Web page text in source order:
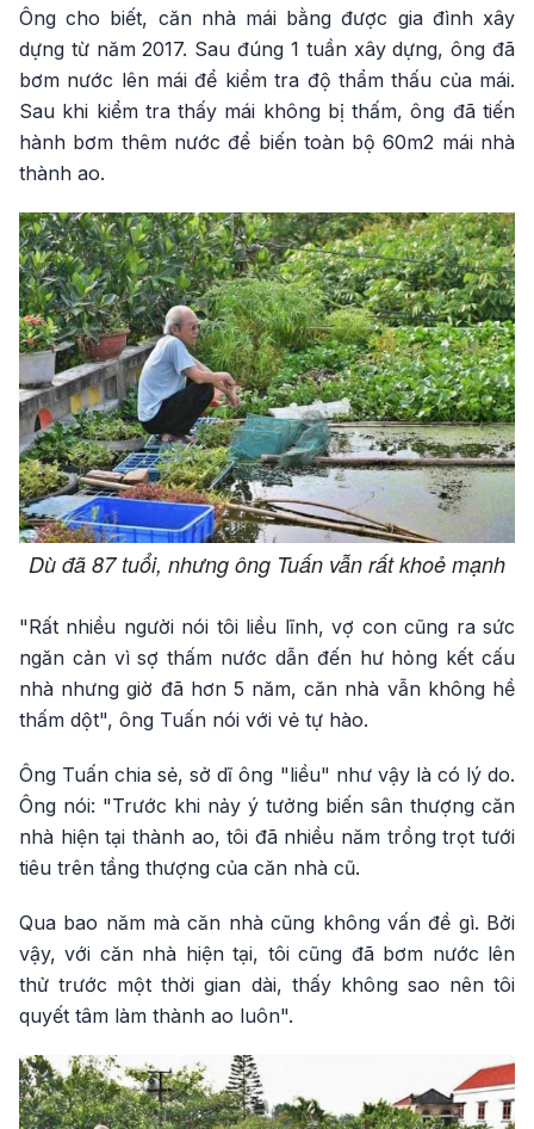
Ông cho biết, căn nhà mái bằng được gia đình xây
dựng từ năm 2017. Sau đúng 1 tuần xây dựng, ông đã
bơm nước lên mái để kiểm tra độ thẩm thấu của mái.
Sau khi kiểm tra thấy mái không bị thấm, ông đã tiến
hành bơm thêm nước để biến toàn bộ 60m2 mái nhà
thành ao.
Dù đã 87 tuổi, nhưng ông Tuấn vẫn rất khoẻ mạnh
"Rất nhiều người nói tôi liều lĩnh, vợ con cũng ra sức
ngăn cản vì sợ thấm nước dẫn đến hư hỏng kết cấu
nhà nhưng giờ đã hơn 5 năm, căn nhà vẫn không hề
thấm dột", ông Tuấn nói với vẻ tự hào.
Ông Tuấn chia sẻ, sở dĩ ông "liều" như vậy là có lý do.
Ông nói: "Trước khi nảy ý tưởng biến sân thượng căn
nhà hiện tại thành ao, tôi đã nhiều năm trồng trọt tưới
tiêu trên tầng thượng của căn nhà cũ.
Qua bao năm mà căn nhà cũng không vấn đề gì. Bởi
vậy, với căn nhà hiện tại, tôi cũng đã bơm nước lên
thử trước một thời gian dài, thấy không sao nên tôi
quyết tâm làm thành ao luôn".